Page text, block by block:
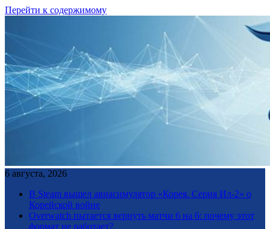
Перейти к содержимому
6 августа, 2026
В Steam вышел авиасимулятор «Корея. Серия Ил-2» о
Корейской войне
Overwatch пытается вернуть матчи 6 на 6: почему этот
формат не работает?